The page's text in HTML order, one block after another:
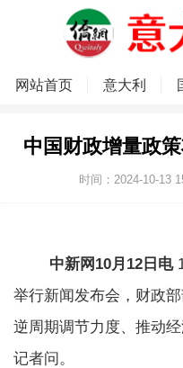
网站首页 意大利
中国财政增量政
时间：2024-10-13
中新网10月12日电
举行新闻发布会，财政
逆周期调节力度、推动
记者问。